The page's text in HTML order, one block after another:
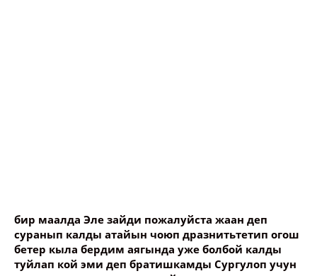
бир маалда Эле зайди пожалуйста жаан деп
суранып калды атайын чоюп дразнитьтетип огош
бетер кыла бердим аягында уже болбой калды
туйлап кой эми деп братишкамды Сургулоп учун